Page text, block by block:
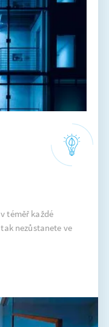
téměř každé
nezůstanete ve